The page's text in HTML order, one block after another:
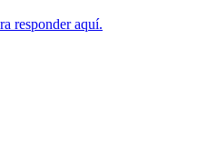
responder aquí.